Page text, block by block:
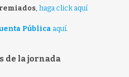
, haga click aquí
Pública aquí.
de la jornada